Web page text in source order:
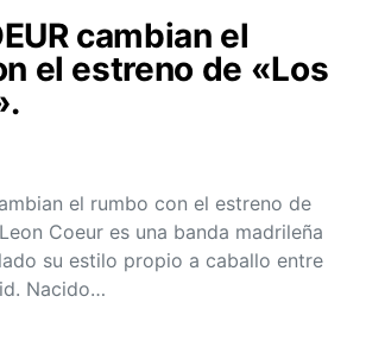
cambian el
el estreno de «Los
el rumbo con el estreno de
Coeur es una banda madrileña
su estilo propio a caballo entre
Nacido…